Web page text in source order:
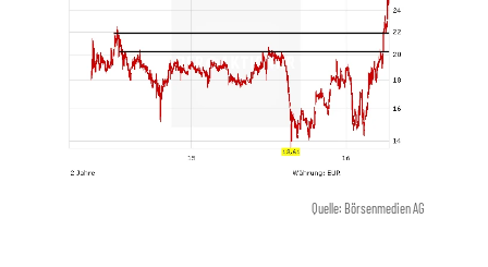
Quelle: Börsenmedien AG